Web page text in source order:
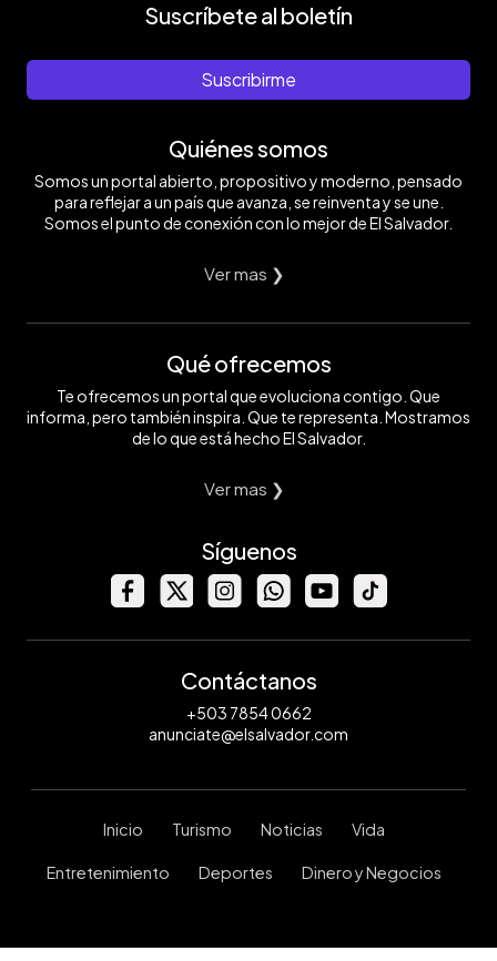
Suscríbete al boletín
Suscribirme
Quiénes somos
Somos un portal abierto, propositivo y moderno, pensado
para reflejar a un país que avanza, se reinventa y se une.
Somos el punto de conexión con lo mejor de El Salvador.
Ver mas ❯
Qué ofrecemos
Te ofrecemos un portal que evoluciona contigo. Que
informa, pero también inspira. Que te representa. Mostramos
de lo que está hecho El Salvador.
Ver mas ❯
Síguenos
Contáctanos
+503 7854 0662
anunciate@elsalvador.com
Inicio Turismo Noticias Vida
Entretenimiento Deportes Dinero y Negocios